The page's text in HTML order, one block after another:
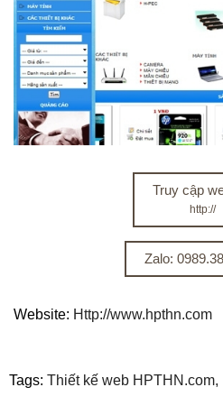
Truy cập
http://
Zalo:
Website: Http://www.hpthn.com
Tags: Thiết kế web HPTHN.com,